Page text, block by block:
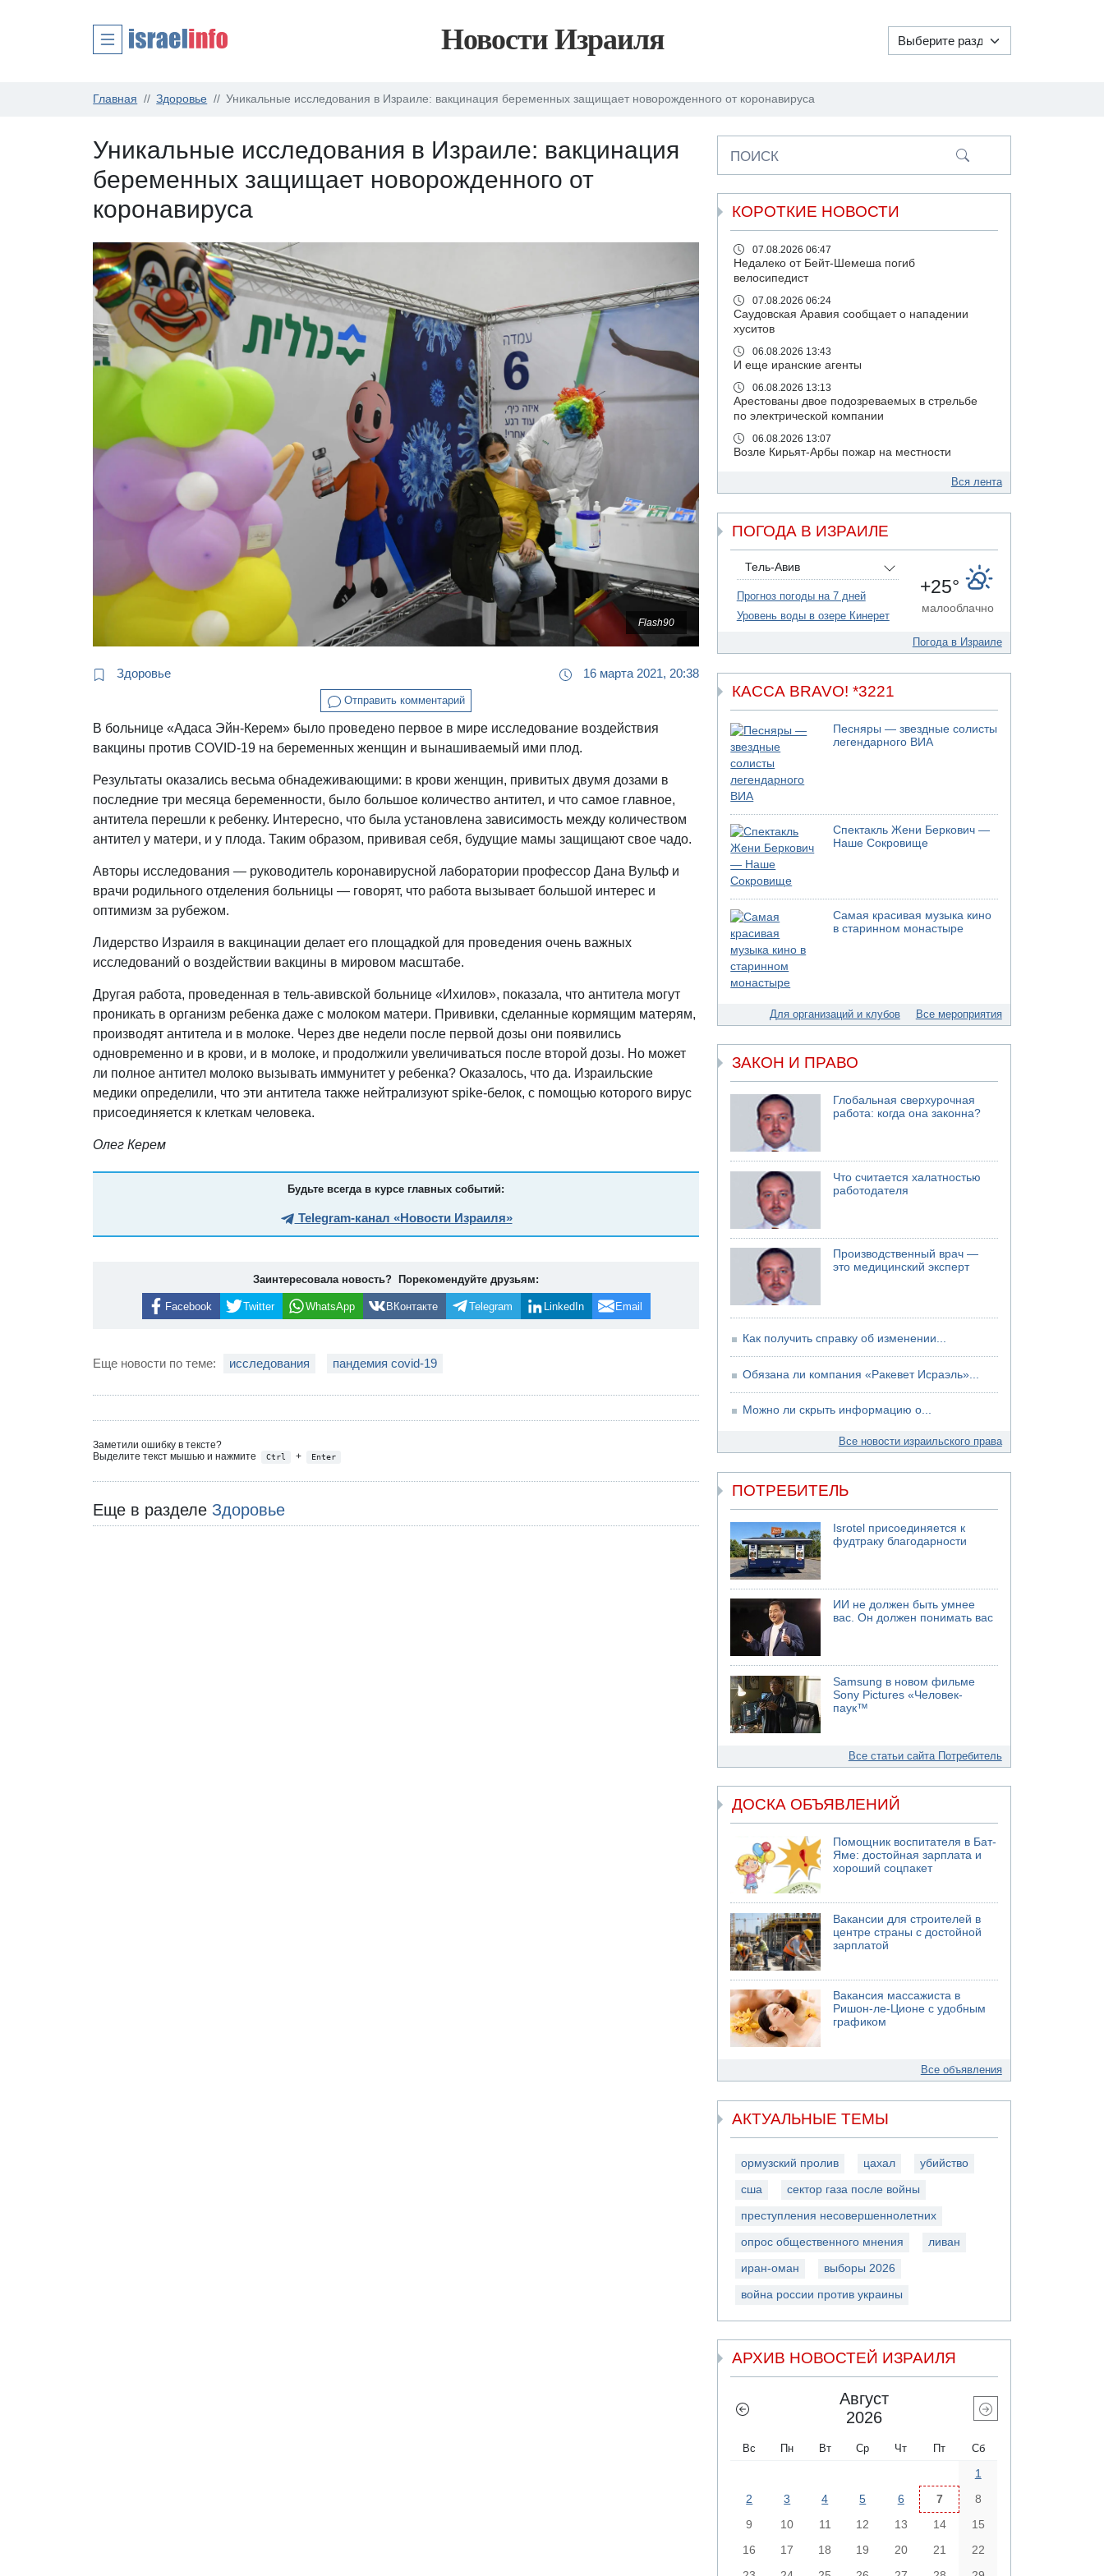
Новости Израиля
Главная Здоровье Уникальные исследования в Израиле: вакцинация беременных защищает новорожденного от коронавируса
Уникальные исследования в Израиле: вакцинация
беременных защищает новорожденного от
коронавируса
Flash90
Здоровье 16 марта 2021, 20:38
Отправить комментарий
В больнице «Адаса Эйн-Керем» было проведено первое в мире исследование воздействия
вакцины против COVID-19 на беременных женщин и вынашиваемый ими плод.
Результаты оказались весьма обнадеживающими: в крови женщин, привитых двумя дозами в
последние три месяца беременности, было большое количество антител, и что самое главное,
антитела перешли к ребенку. Интересно, что была установлена зависимость между количеством
антител у матери, и у плода. Таким образом, прививая себя, будущие мамы защищают свое чадо.
Авторы исследования — руководитель коронавирусной лаборатории профессор Дана Вульф и
врачи родильного отделения больницы — говорят, что работа вызывает большой интерес и
оптимизм за рубежом.
Лидерство Израиля в вакцинации делает его площадкой для проведения очень важных
исследований о воздействии вакцины в мировом масштабе.
Другая работа, проведенная в тель-авивской больнице «Ихилов», показала, что антитела могут
проникать в организм ребенка даже с молоком матери. Прививки, сделанные кормящим матерям,
производят антитела и в молоке. Через две недели после первой дозы они появились
одновременно и в крови, и в молоке, и продолжили увеличиваться после второй дозы. Но может
ли полное антител молоко вызывать иммунитет у ребенка? Оказалось, что да. Израильские
медики определили, что эти антитела также нейтрализуют spike-белок, с помощью которого вирус
присоединяется к клеткам человека.
Олег Керем
Будьте всегда в курсе главных событий:
Telegram-канал «Новости Израиля»
Заинтересовала новость? Порекомендуйте друзьям:
Facebook Twitter WhatsApp ВКонтакте Telegram LinkedIn Email
Еще новости по теме: исследования пандемия covid-19
Заметили ошибку в тексте?
Выделите текст мышью и нажмите
Ctrl + Enter
Еще в разделе Здоровье
ПОИСК
КОРОТКИЕ НОВОСТИ
07.08.2026 06:47
Недалеко от Бейт-Шемеша погиб
велосипедист
07.08.2026 06:24
Саудовская Аравия сообщает о нападении
хуситов
06.08.2026 13:43
И еще иранские агенты
06.08.2026 13:13
Арестованы двое подозреваемых в стрельбе
по электрической компании
06.08.2026 13:07
Возле Кирьят-Арбы пожар на местности
США не будут давить на Израиль в вопросе
06.08.2026 11:41
Трое подростков ограбили сексшоп в Холоне
06.08.2026 08:45
Взрыв в Северном Тель-Авиве
06.08.2026 08:11
Украинская атака на российский НПЗ
Израиль провел испытания системы
05.08.2026 18:28
МАДА призывает израильтян срочно сдавать
кровь
05.08.2026 17:00
Бывший посол Израиля в ООН Гилад Эрдан
объявит в четверг о создании новой
политической партии
05.08.2026 13:49
На севере Израиля на берег выбросило тело
05.08.2026 13:32
В России горят новые склады
Хуситы сообщают об атаке по Саудовскому
танкеру
05.08.2026 10:16
Левые активисты пытались ворваться в офис
"Религиозного сионизма"
В Дубае поднимается дым над портом
05.08.2026 06:41
Еще один меморандум для Ирана
Вся лента
ПОГОДА В ИЗРАИЛЕ
Тель-Авив
Прогноз погоды на 7 дней
Уровень воды в озере Кинерет
+25°
малооблачно
Погода в Израиле
КАССА BRAVO! *3221
Песняры — звездные солисты
легендарного ВИА
Спектакль Жени Беркович —
Наше Сокровище
Самая красивая музыка кино
в старинном монастыре
Для организаций и клубов Все мероприятия
ЗАКОН И ПРАВО
Глобальная сверхурочная
работа: когда она законна?
Что считается халатностью
работодателя
Производственный врач —
это медицинский эксперт
Как получить справку об изменении...
Обязана ли компания «Ракевет Исраэль»...
Можно ли скрыть информацию о...
Все новости израильского права
ПОТРЕБИТЕЛЬ
Isrotel присоединяется к
фудтраку благодарности
ИИ не должен быть умнее
вас. Он должен понимать вас
Samsung в новом фильме
Sony Pictures «Человек-
паук™
Все статьи сайта Потребитель
ДОСКА ОБЪЯВЛЕНИЙ
Помощник воспитателя в Бат-
Яме: достойная зарплата и
хороший соцпакет
Вакансии для строителей в
центре страны с достойной
зарплатой
Вакансия массажиста в
Ришон-ле-Ционе с удобным
графиком
Все объявления
АКТУАЛЬНЫЕ ТЕМЫ
ормузский пролив цахал убийство
сша сектор газа после войны
преступления несовершеннолетних
опрос общественного мнения ливан
иран-оман выборы 2026
война россии против украины
АРХИВ НОВОСТЕЙ ИЗРАИЛЯ
Август
2026
Вс Пн Вт Ср Чт Пт Сб
1
2
3 4 5 6 7
8
9
10 11 12 13 14
15
16
17 18 19 20 21
22